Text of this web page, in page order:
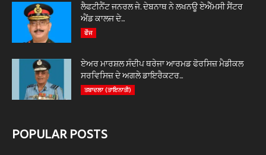
ਲੈਫਟੀਨੈਂਟ ਜਨਰਲ ਜੇ. ਦੇਬਨਾਥ ਨੇ ਲਖਨਊ ਏਐੱਮਸੀ ਸੈਂਟਰ
ਐਂਡ ਕਾਲਜ ਦੇ...
ਫੌਜ
ਏਅਰ ਮਾਰਸ਼ਲ ਸੰਦੀਪ ਥਰੇਜਾ ਆਰਮਡ ਫੋਰਸਿਜ਼ ਮੈਡੀਕਲ
ਸਰਵਿਸਿਜ਼ ਦੇ ਅਗਲੇ ਡਾਇਰੈਕਟਰ...
ਤਬਾਦਲਾ (ਤਾਇਨਾਤੀ)
POPULAR POSTS